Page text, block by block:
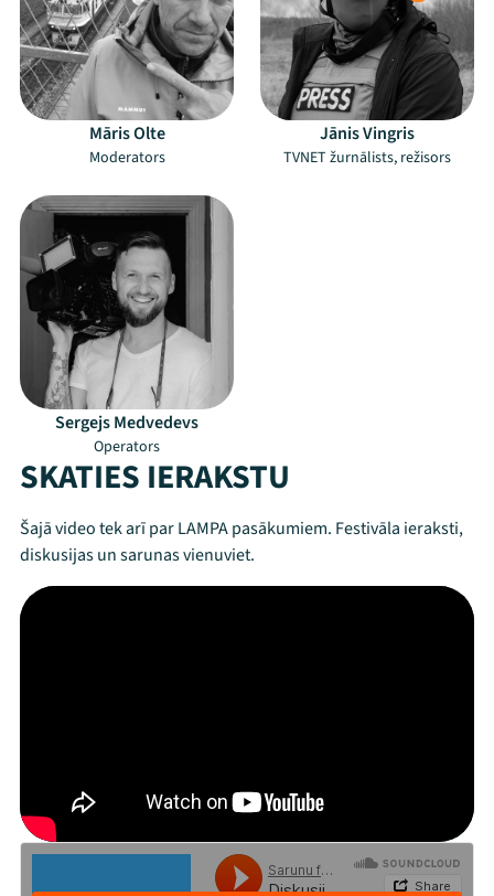
Mana programma
Festivāls
Māris Olte
Moderators
Jānis Vingris
TVNET žurnālists, režisors
Sergejs Medvedevs
Operators
SKATIES IERAKSTU
Šajā video tek arī par LAMPA pasākumiem. Festivāla ieraksti,
diskusijas un sarunas vienuviet.